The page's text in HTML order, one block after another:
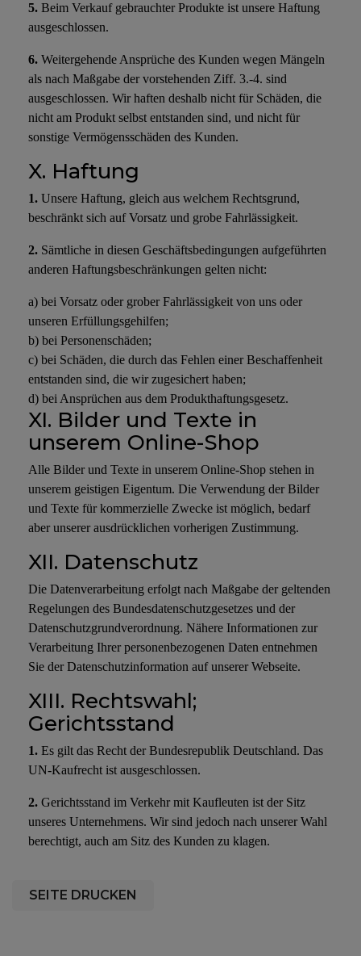
5. Beim Verkauf gebrauchter Produkte ist unsere Haftung
ausgeschlossen.
6. Weitergehende Ansprüche des Kunden wegen Mängeln
als nach Maßgabe der vorstehenden Ziff. 3.-4. sind
ausgeschlossen. Wir haften deshalb nicht für Schäden, die
nicht am Produkt selbst entstanden sind, und nicht für
sonstige Vermögensschäden des Kunden.
X. Haftung
1. Unsere Haftung, gleich aus welchem Rechtsgrund,
beschränkt sich auf Vorsatz und grobe Fahrlässigkeit.
2. Sämtliche in diesen Geschäftsbedingungen aufgeführten
anderen Haftungsbeschränkungen gelten nicht:
a) bei Vorsatz oder grober Fahrlässigkeit von uns oder
unseren Erfüllungsgehilfen;
b) bei Personenschäden;
c) bei Schäden, die durch das Fehlen einer Beschaffenheit
entstanden sind, die wir zugesichert haben;
d) bei Ansprüchen aus dem Produkthaftungsgesetz.
XI. Bilder und Texte in
unserem Online-Shop
Alle Bilder und Texte in unserem Online-Shop stehen in
unserem geistigen Eigentum. Die Verwendung der Bilder
und Texte für kommerzielle Zwecke ist möglich, bedarf
aber unserer ausdrücklichen vorherigen Zustimmung.
XII. Datenschutz
Die Datenverarbeitung erfolgt nach Maßgabe der geltenden
Regelungen des Bundesdatenschutzgesetzes und der
Datenschutzgrundverordnung. Nähere Informationen zur
Verarbeitung Ihrer personenbezogenen Daten entnehmen
Sie der Datenschutzinformation auf unserer Webseite.
XIII. Rechtswahl;
Gerichtsstand
1. Es gilt das Recht der Bundesrepublik Deutschland. Das
UN-Kaufrecht ist ausgeschlossen.
2. Gerichtsstand im Verkehr mit Kaufleuten ist der Sitz
unseres Unternehmens. Wir sind jedoch nach unserer Wahl
berechtigt, auch am Sitz des Kunden zu klagen.